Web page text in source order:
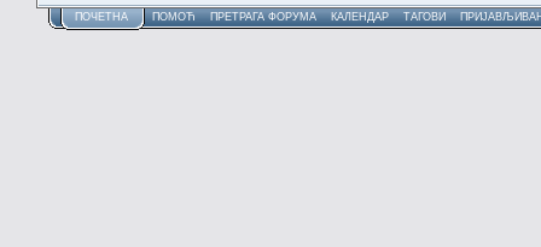
ПОЧЕТНА ПОМОЋ ПРЕТРАГА ФОРУМА КАЛЕНДАР ТАГОВИ